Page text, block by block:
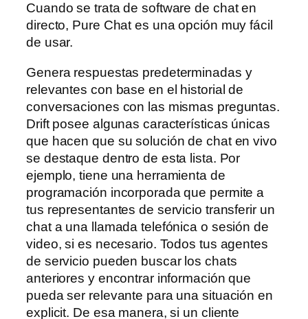
Cuando se trata de software de chat en
directo, Pure Chat es una opción muy fácil
de usar.
Genera respuestas predeterminadas y
relevantes con base en el historial de
conversaciones con las mismas preguntas.
Drift posee algunas características únicas
que hacen que su solución de chat en vivo
se destaque dentro de esta lista. Por
ejemplo, tiene una herramienta de
programación incorporada que permite a
tus representantes de servicio transferir un
chat a una llamada telefónica o sesión de
video, si es necesario. Todos tus agentes
de servicio pueden buscar los chats
anteriores y encontrar información que
pueda ser relevante para una situación en
explicit. De esa manera, si un cliente